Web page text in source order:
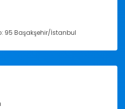
95 Başakşehir/İstanbul